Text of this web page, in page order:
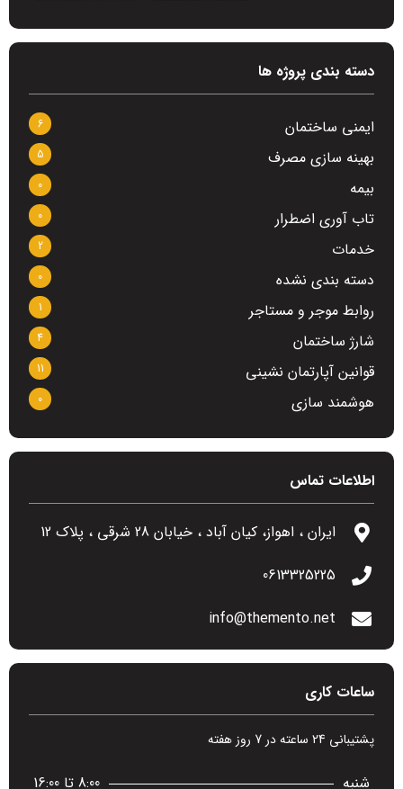
دسته بندی پروژه ها
ایمنی ساختمان 6
بهینه سازی مصرف 5
بیمه 0
تاب آوری اضطرار 0
خدمات 2
دسته بندی نشده 0
روابط موجر و مستاجر 1
شارژ ساختمان 4
قوانین آپارتمان نشینی 11
هوشمند سازی 0
اطلاعات تماس
ایران ، اهواز، کیان آباد ، خیابان 28 شرقی ، پلاک 12
0613325225
info@themento.net
ساعات کاری
پشتیبانی 24 ساعته در 7 روز هفته
شنبه
8:00 تا 16:00